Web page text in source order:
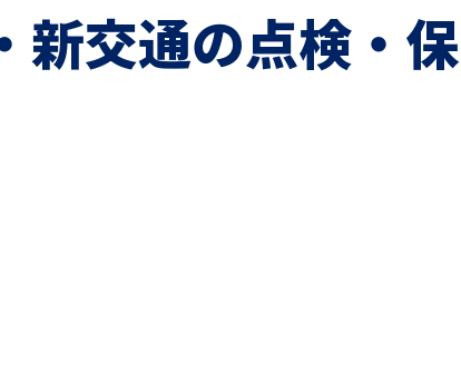
新交通の点検・